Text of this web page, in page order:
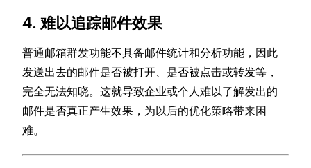
4.难以追踪邮件效果
普通邮箱群发功能不具备邮件统计和分析功能，因此
发送出去的邮件是否被打开、是否被点击或转发等，
完全无法知晓。这就导致企业或个人难以了解发出的
邮件是否真正产生效果，为以后的优化策略带来困
难。